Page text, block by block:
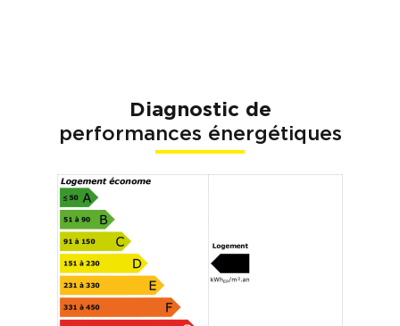
Diagnostic de
performances énergétiques